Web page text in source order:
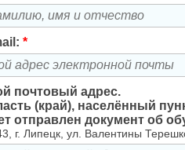
*
почтовый адрес.
(край), населённый
отправлен документ об
г. Липецк, ул. Валентины